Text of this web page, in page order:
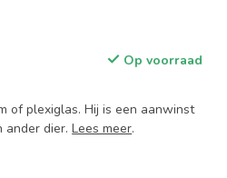
Op voorraad
of plexiglas. Hij is een aanwinst
ander dier.Lees meer.